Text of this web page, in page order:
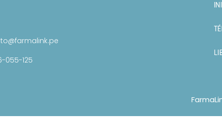
055-125